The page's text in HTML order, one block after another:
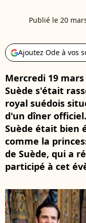
Publié le 20
Ajoutez Ode à vos
Mercredi 19
Suède s'était
royal suédois
d'un dîner
Suède était bien
comme la
de Suède, qui a
participé à cet